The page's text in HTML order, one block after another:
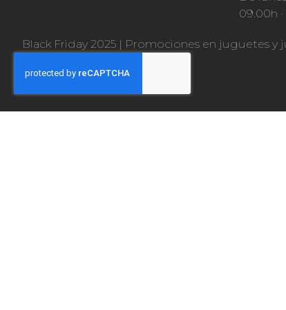
09.00h ·
Black Friday 2025 | Promociones en juguetes y